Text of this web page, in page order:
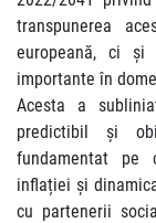
transpunerea
europeană, ci și
importante în
Acesta a
predictibil și
fundamentat pe
inflației și
cu partenerii